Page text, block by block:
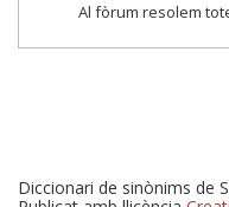
Al fòrum resolem
Diccionari de sinònims de